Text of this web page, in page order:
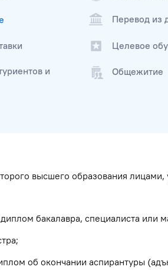
Перевод из
Целевое
и
Общежитие
высшего образования
бакалавра, специалиста или
об окончании аспирантуры